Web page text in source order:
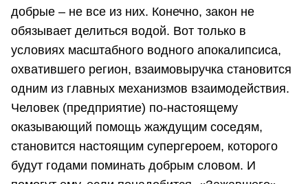
добрые – не все из них. Конечно, закон не
обязывает делиться водой. Вот только в
условиях масштабного водного апокалипсиса,
охватившего регион, взаимовыручка становится
одним из главных механизмов взаимодействия.
Человек (предприятие) по-настоящему
оказывающий помощь жаждущим соседям,
становится настоящим супергероем, которого
будут годами поминать добрым словом. И